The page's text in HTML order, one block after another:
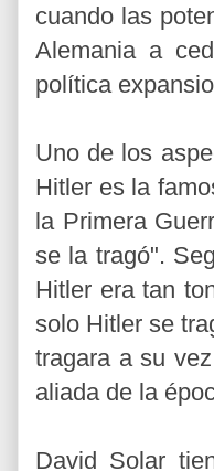
cuando las
Alemania a
política
Uno de los
Hitler es la
la Primera
se la tragó".
Hitler era tan
solo Hitler se
tragara a su
aliada de la
David Solar